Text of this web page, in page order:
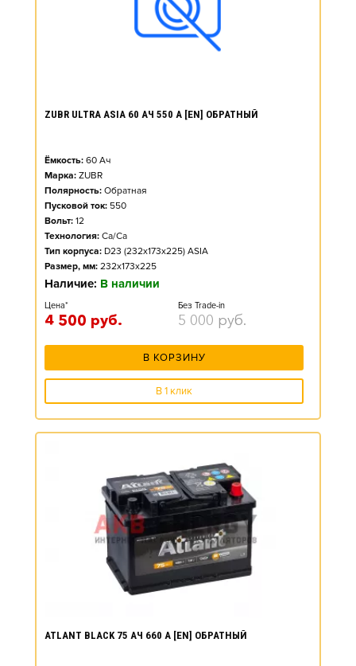
ZUBR ULTRA ASIA 60 АЧ 550 А [EN] ОБРАТНЫЙ
Ёмкость: 60 Ач
Марка: ZUBR
Полярность: Обратная
Пусковой ток: 550
Вольт: 12
Технология: Ca/Ca
Тип корпуса: D23 (232x173x225) ASIA
Размер, мм: 232x173x225
Наличие: В наличии
Цена*
4 500 руб.
Без Trade-in
5 000 руб.
В КОРЗИНУ
В 1 клик
ATLANT BLACK 75 АЧ 660 А [EN] ОБРАТНЫЙ